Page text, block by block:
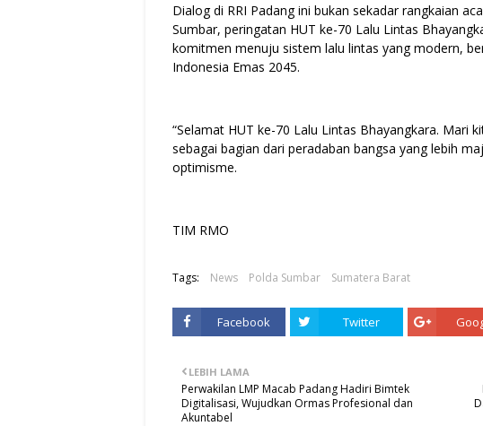
Dialog di RRI Padang ini bukan sekadar rangkaian
Sumbar, peringatan HUT ke-70 Lalu Lintas
komitmen menuju sistem lalu lintas yang modern,
Indonesia Emas 2045.
“Selamat HUT ke-70 Lalu Lintas Bhayangkara. Mari
sebagai bagian dari peradaban bangsa yang lebih
optimisme.
TIM RMO
Tags: News Polda Sumbar Sumatera Barat
Facebook Twitter
LEBIH LAMA
Perwakilan LMP Macab Padang Hadiri Bimtek
Digitalisasi, Wujudkan Ormas Profesional dan
Akuntabel